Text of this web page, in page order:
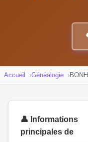
Accueil Généalogie
👤 Informations
principales de